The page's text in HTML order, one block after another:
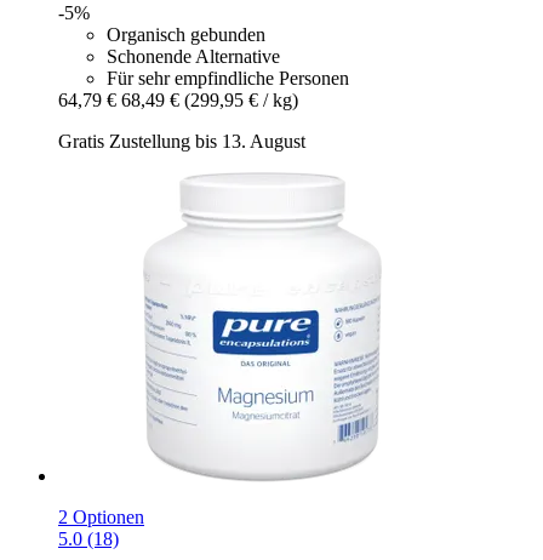
-5%
Organisch gebunden
Schonende Alternative
Für sehr empfindliche Personen
64,79 € 68,49 € (299,95 € / kg)
Gratis Zustellung bis 13. August
2 Optionen
5.0 (18)